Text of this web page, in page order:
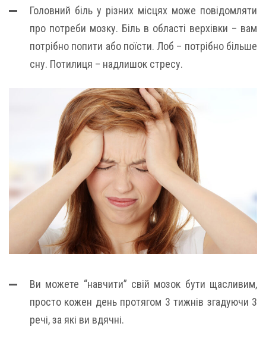
Головний біль у різних місцях може повідомляти
про потреби мозку. Біль в області верхівки – вам
потрібно попити або поїсти. Лоб – потрібно більше
сну. Потилиця – надлишок стресу.
Ви можете “навчити” свій мозок бути щасливим,
просто кожен день протягом 3 тижнів згадуючи 3
речі, за які ви вдячні.